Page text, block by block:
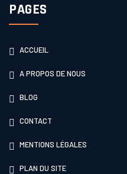
PAGES
ACCUEIL
A PROPOS DE NOUS
BLOG
CONTACT
MENTIONS LÉGALES
PLAN DU SITE